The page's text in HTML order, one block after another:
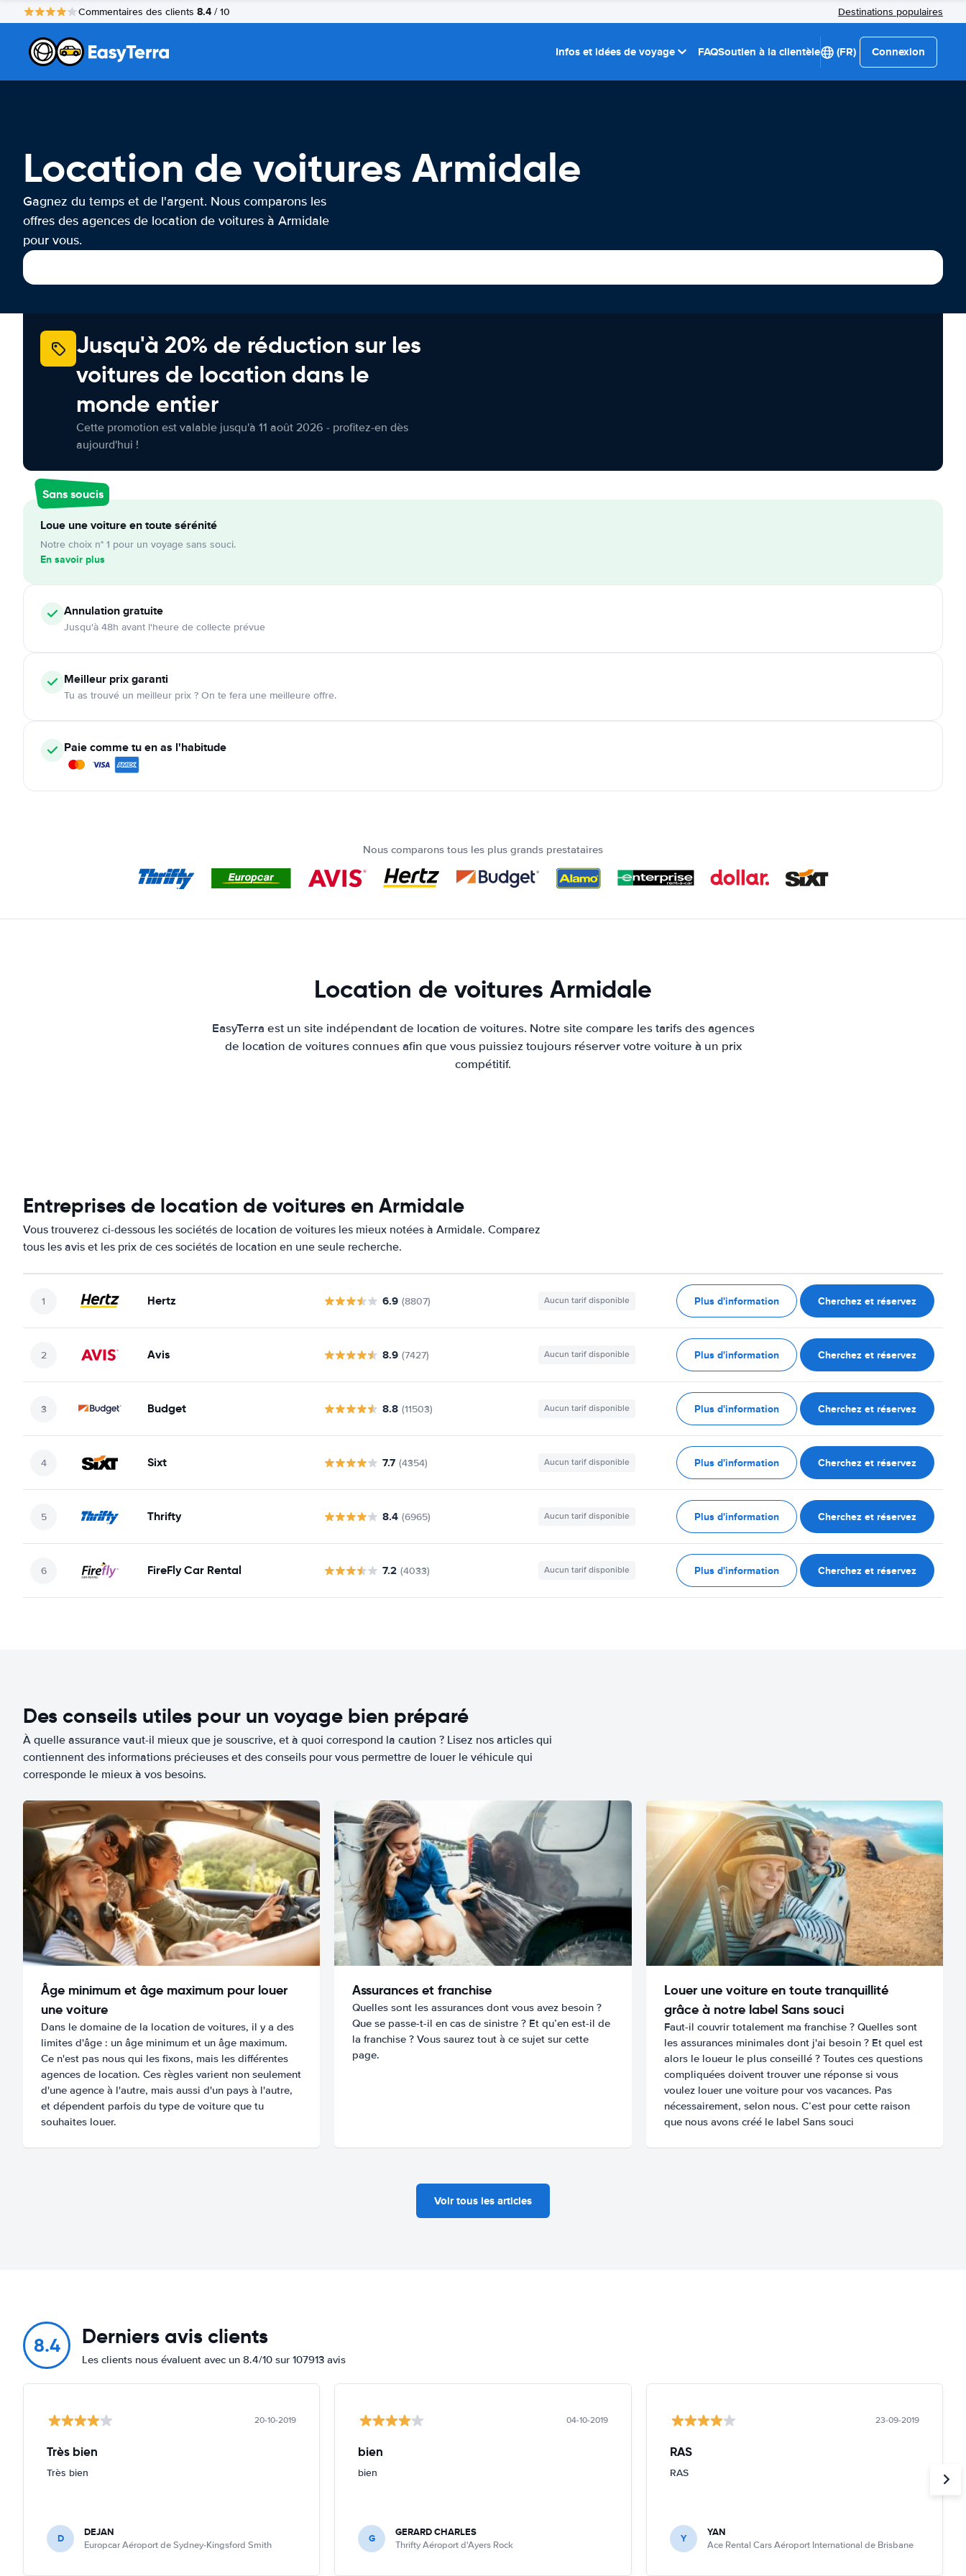
Commentaires des clients 8.4 / 10 Destinations populaires
Infos et idées de voyage FAQSoutien à la clientèle (FR) Connexion
Location de voitures Armidale
Gagnez du temps et de l'argent. Nous comparons les
offres des agences de location de voitures à Armidale
pour vous.
Jusqu'à 20% de réduction sur les
voitures de location dans le
monde entier
Cette promotion est valable jusqu'à 11 août 2026 - profitez-en dès
aujourd'hui !
Sans soucis
Loue une voiture en toute sérénité
Notre choix n° 1 pour un voyage sans souci.
En savoir plus
Annulationgratuite
Jusqu'à 48h avant l'heure de collecte prévue
Meilleur prix garanti
Tu as trouvé un meilleur prix ? On te fera une meilleure offre.
Paie comme tu en as l'habitude
Nous comparons tous les plus grands prestataires
Location de voitures Armidale
EasyTerra est un site indépendant de location de voitures. Notre site compare les tarifs des agences
de location de voitures connues afin que vous puissiez toujours réserver votre voiture à un prix
compétitif.
Entreprises de location de voitures en Armidale
Vous trouverez ci-dessous les sociétés de location de voitures les mieux notées à Armidale. Comparez
tous les avis et les prix de ces sociétés de location en une seule recherche.
Hertz 6.9 (8807) Aucun tarif disponible Plus d'information Cherchez et réservez
Avis 8.9 (7427) Aucun tarif disponible Plus d'information Cherchez et réservez
Budget 8.8 (11503) Aucun tarif disponible Plus d'information Cherchez et réservez
Sixt 7.7 (4354) Aucun tarif disponible Plus d'information Cherchez et réservez
Thrifty 8.4 (6965) Aucun tarif disponible Plus d'information Cherchez et réservez
FireFly Car Rental 7.2 (4033) Aucun tarif disponible Plus d'information Cherchez et réservez
Des conseils utiles pour un voyage bien préparé
À quelle assurance vaut-il mieux que je souscrive, et à quoi correspond la caution ? Lisez nos articles qui
contiennent des informations précieuses et des conseils pour vous permettre de louer le véhicule qui
corresponde le mieux à vos besoins.
Âge minimum et âge maximum pour louer
une voiture
Dans le domaine de la location de voitures, il y a des
limites d'âge : un âge minimum et un âge maximum.
Ce n'est pas nous qui les fixons, mais les différentes
agences de location. Ces règles varient non seulement
d'une agence à l'autre, mais aussi d'un pays à l'autre,
et dépendent parfois du type de voiture que tu
souhaites louer.
Assurances et franchise
Quelles sont les assurances dont vous avez besoin ?
Que se passe-t-il en cas de sinistre ? Et qu’en est-il de
la franchise ? Vous saurez tout à ce sujet sur cette
page.
Louer une voiture en toute tranquillité
grâce à notre label Sans souci
Faut-il couvrir totalement ma franchise ? Quelles sont
les assurances minimales dont j'ai besoin ? Et quel est
alors le loueur le plus conseillé ? Toutes ces questions
compliquées doivent trouver une réponse si vous
voulez louer une voiture pour vos vacances. Pas
nécessairement, selon nous. C’est pour cette raison
que nous avons créé le label Sans souci
Voir tous les articles
8.4 Derniers avis clients
Les clients nous évaluent avec un 8.4/10 sur 107913 avis
20-10-2019
Très bien
Très bien
D DEJAN
Europcar Aéroport de Sydney-Kingsford Smith
04-10-2019
bien
bien
G GERARD CHARLES
Thrifty Aéroport d'Ayers Rock
23-09-2019
RAS
RAS
Y YAN
Ace Rental Cars Aéroport International de Brisbane